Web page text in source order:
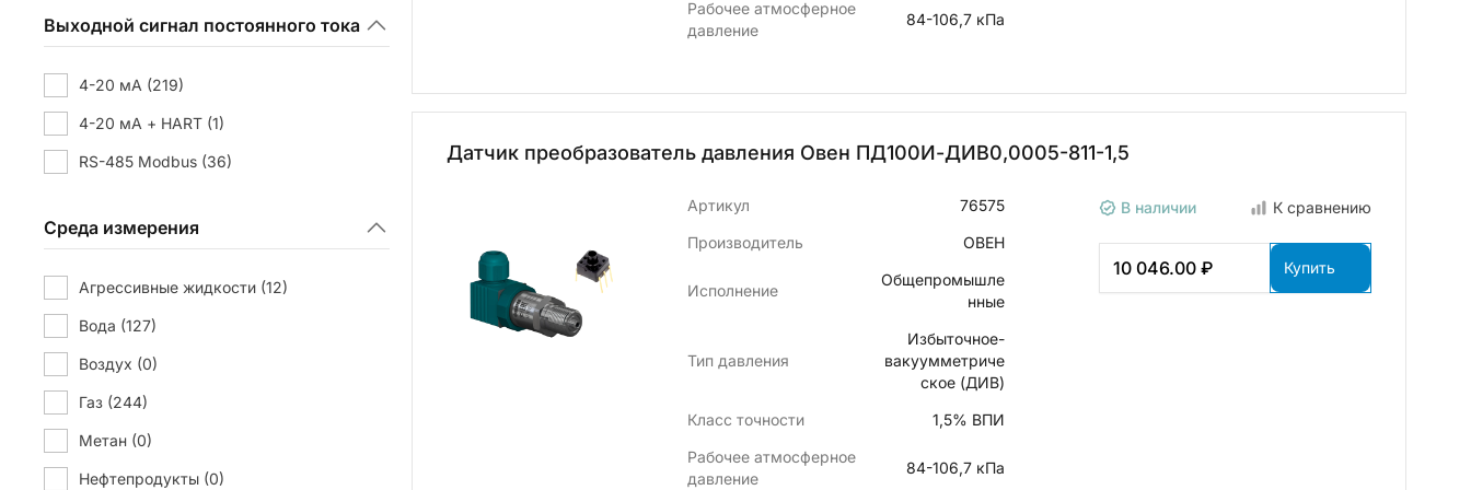
Выходной сигнал постоянного тока
4-20 мА (219)
4-20 мА + HART (1)
RS-485 Modbus (36)
Среда измерения
Агрессивные жидкости (12)
Вода (127)
Воздух (0)
Газ (244)
Метан (0)
Нефтепродукты (0)
Рабочее атмосферное
давление
84-106,7 кПа
Датчик преобразователь давления Овен ПД100И-ДИВ0,0005-811-1,5
Артикул
76575
Производитель
ОВЕН
Исполнение
Общепромышле
нные
Тип давления
Избыточное-
вакуумметриче
ское (ДИВ)
Класс точности
1,5% ВПИ
Рабочее атмосферное
давление
84-106,7 кПа
В наличии К сравнению
10 046.00 ₽ Купить